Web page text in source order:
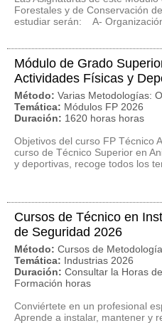
Forestales y de Conservación
estudiar serán: A- Organización
Módulo de Grado
Actividades Físicas y
Método: Varias Metodologías:
Temática: Módulos FP 2026
Duración: 1620 horas horas
Objetivos del curso FP Técnico
curso de Técnico Superior en
y deportivas, recoge todos los
Cursos de Técnico en
de Seguridad 2026
Método: Cursos de
Temática: Industrias 2026
Duración: Consultar la Horas
Formación horas
Conviértete en un profesional
Aprende a instalar, mantener y